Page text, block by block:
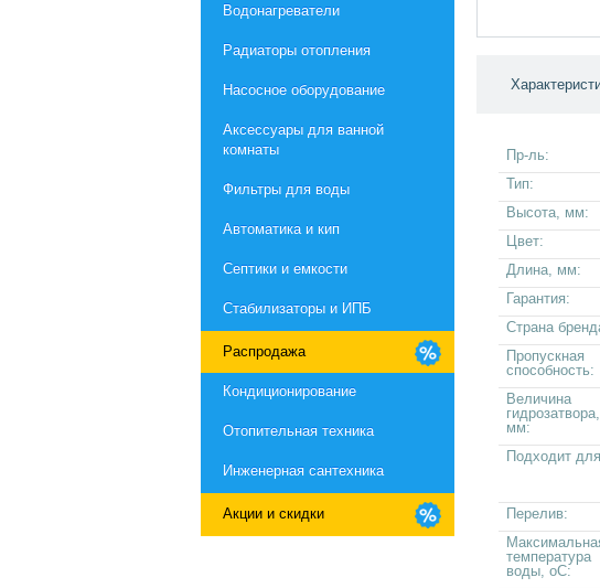
Водонагреватели
Радиаторы отопления
Насосное оборудование
Aксессуары для ванной
комнаты
Фильтры для воды
Автоматика и кип
Септики и емкости
Стабилизаторы и ИПБ
Распродажа
Кондиционирование
Отопительная техника
Инженерная сантехника
Акции и скидки
Пр-ль:
Тип:
Высота, мм:
Цвет:
Длина, мм:
Гарантия:
Страна
Пропускная
способность:
Величина
гидрозатвора,
мм:
Подходит
Перелив:
температура
воды, оС: